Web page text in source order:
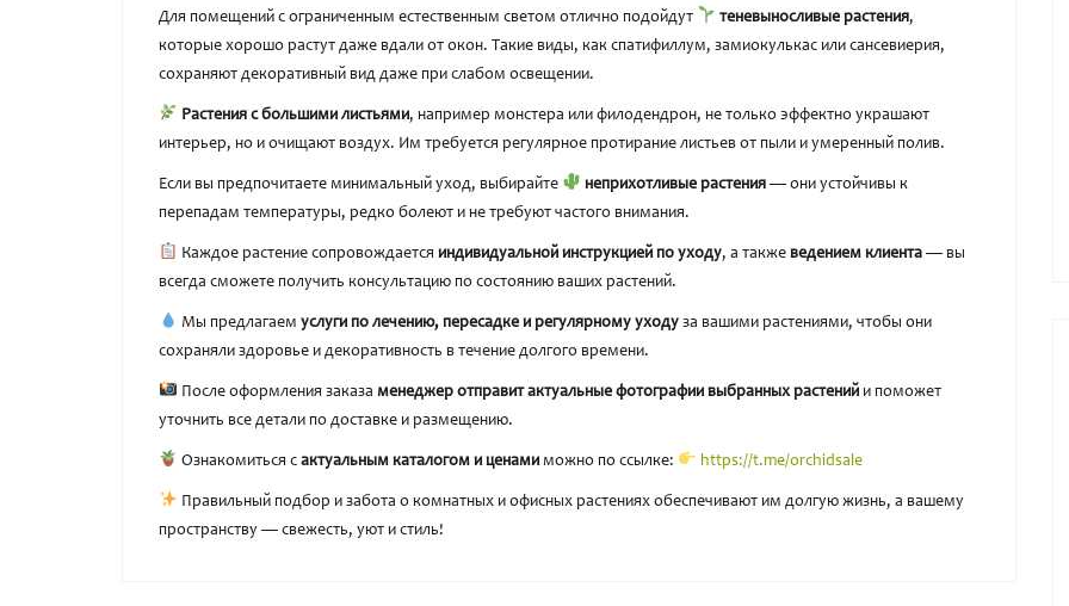
Для помещений с ограниченным естественным светом отлично подойдут теневыносливые растения,
которые хорошо растут даже вдали от окон. Такие виды, как спатифиллум, замиокулькас или сансевиерия,
сохраняют декоративный вид даже при слабом освещении.
Растения с большими листьями, например монстера или филодендрон, не только эффектно украшают
интерьер, но и очищают воздух. Им требуется регулярное протирание листьев от пыли и умеренный полив.
Если вы предпочитаете минимальный уход, выбирайте неприхотливые растения— они устойчивы к
перепадам температуры, редко болеют и не требуют частого внимания.
Каждое растение сопровождается индивидуальной инструкцией по уходу, а также ведением клиента— вы
всегда сможете получить консультацию по состоянию ваших растений.
Мы предлагаем услуги по лечению, пересадке и регулярному уходуза вашими растениями, чтобы они
сохраняли здоровье и декоративность в течение долгого времени.
После оформления заказа менеджер отправит актуальные фотографии выбранных растенийи поможет
уточнить все детали по доставке и размещению.
Ознакомиться с актуальным каталогом и ценамиможно по ссылке: https://t.me/orchidsale
Правильный подбор и забота о комнатных и офисных растениях обеспечивают им долгую жизнь, а вашему
пространству — свежесть, уют и стиль!